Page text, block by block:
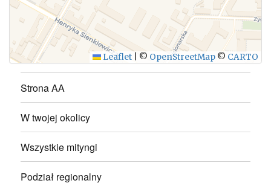
WYŚLIJ
Leaflet © OpenStreetMap © CARTO
Strona AA
W twojej okolicy
Wszystkie mityngi
Podział regionalny